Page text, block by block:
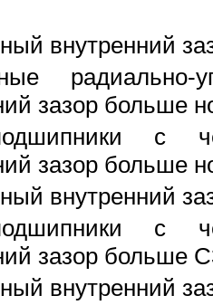
внутренний
радиально-
зазор больше
с
зазор больше
внутренний
с
зазор больше
внутренний